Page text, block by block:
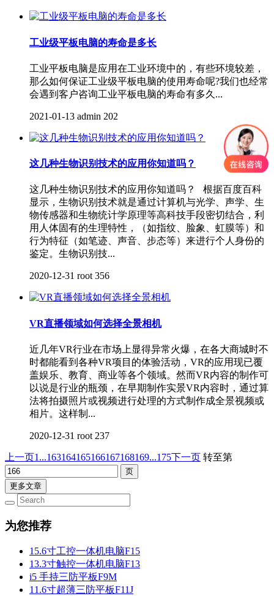
工业级平板电脑的寿命是多长
工业平板电脑是应用在工业环境中的，有些环境较差，
那么如何保证工业级平板电脑的使用寿命呢?我们也经常
会遇到客户咨询工业平板电脑的寿命有多久...
2021-01-13 admin 202
这几种生物识别技术的应用你知道吗？
这几种生物识别技术的应用你知道吗？ 根据百度百科
显示，生物识别技术就是通过计算机与光学、声学、生
物传感器和生物统计学原理等高科技手段密切结合，利
用人体固有的生理特性，（如指纹、脸象、虹膜等）和
行为特征（如笔迹、声音、步态等）来进行个人身份的
鉴定。生物识别技...
2020-12-31 root 356
VR直播领域如何选择全景相机
近几年VR行业在市场上显得异常火爆，在各大商城时不
时都能看到各种VR项目的体验活动，VR的应用现已覆
盖娱乐、教育、商业等各个领域。然而VR内容的制作可
以说是行业的瓶颈，在早期制作实景VR内容时，通过算
法将拍摄照片或视频进行处理的方式制作成全景视频或
相片。这样制...
2020-12-31 root 237
上一页1...163164165166167168169...175下一页 转至第
更多文章
为您推荐
15.6寸工控一体机电脑F15
13.3寸触控一体机电脑F13
i5 手持三防平板F9M
11.6寸超薄三防平板F11J